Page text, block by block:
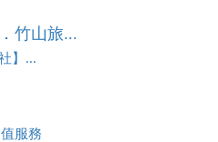
竹山旅...
】...
服務